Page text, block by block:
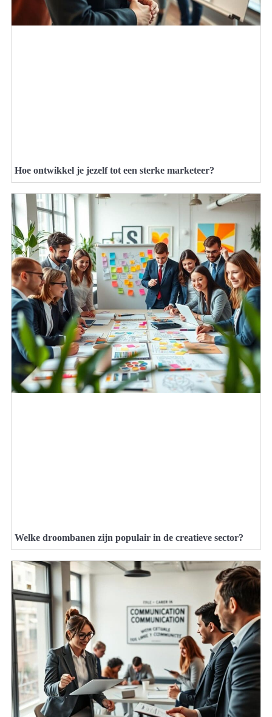
Hoe ontwikkel je jezelf tot een sterke marketeer?
Welke droombanen zijn populair in de creatieve sector?